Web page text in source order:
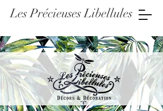
Les Précieuses Libellules